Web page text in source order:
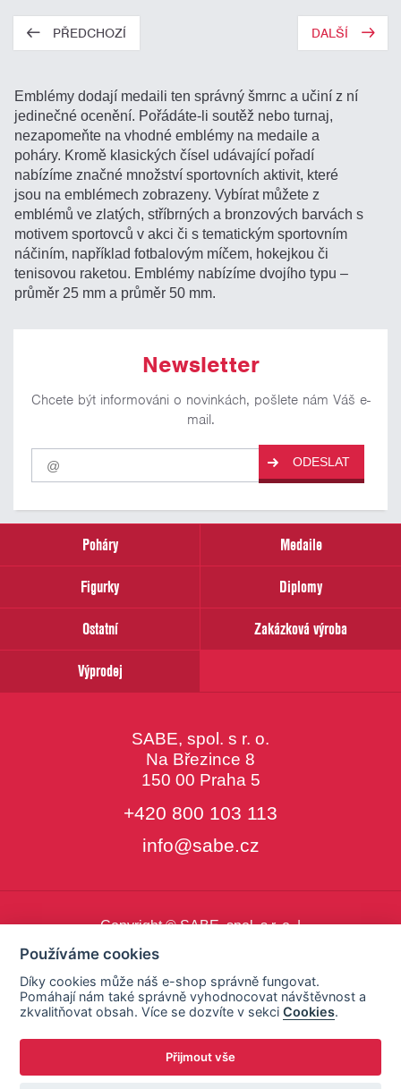
PŘEDCHOZÍ DALŠÍ
Emblémy dodají medaili ten správný šmrnc a učiní z ní
jedinečné ocenění. Pořádáte-li soutěž nebo turnaj,
nezapomeňte na vhodné emblémy na medaile a
poháry. Kromě klasických čísel udávající pořadí
nabízíme značné množství sportovních aktivit, které
jsou na emblémech zobrazeny. Vybírat můžete z
emblémů ve zlatých, stříbrných a bronzových barvách s
motivem sportovců v akci či s tematickým sportovním
náčiním, například fotbalovým míčem, hokejkou či
tenisovou raketou. Emblémy nabízíme dvojího typu –
průměr 25 mm a průměr 50 mm.
Newsletter
Chcete být informováni o novinkách, pošlete nám Váš e-
mail.
Pro
odběr
našich
email
ODESLAT
Poháry
Medaile
Figurky
Diplomy
Ostatní
Zakázková výroba
Výprodej
SABE, spol. s r. o.
Na Březince 8
150 00 Praha 5
+420 800 103 113
info@sabe.cz
Copyright © SABE, spol. s r. o. |
Používáme cookies
Díky cookies může náš e-shop správně fungovat.
Pomáhají nám také správně vyhodnocovat návštěvnost a
zkvalitňovat obsah. Více se dozvíte v sekciCookies.
Přijmout vše